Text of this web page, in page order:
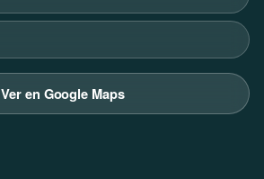
Ver en Google Maps